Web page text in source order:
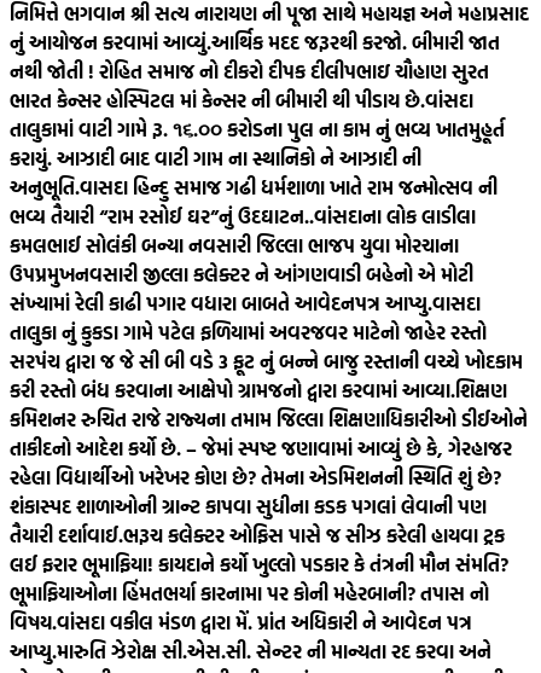
નિમિત્તે ભગવાન શ્રી સત્ય નારાયણ ની પૂજા સાથે મહાયજ્ઞ અને મહાપ્રસાદ
નું આયોજન કરવામાં આવ્યું.આર્થિક મદદ જરૂરથી કરજો. બીમારી જાત
નથી જોતી ! રોહિત સમાજ નો દીકરો દીપક દીલીપભાઇ ચૌહાણ સુરત
ભારત કેન્સર હોસ્પિટલ માં કેન્સર ની બીમારી થી પીડાય છે.વાંસદા
તાલુકામાં વાટી ગામે રૂ. ૧૬.૦૦ કરોડના પુલ ના કામ નું ભવ્ય ખાતમુહૂર્ત
કરાયું. આઝાદી બાદ વાટી ગામ ના સ્થાનિકો ને આઝાદી ની
અનુભૂતિ.વાસદા હિન્દુ સમાજ ગઢી ધર્મશાળા ખાતે રામ જન્મોત્સવ ની
ભવ્ય તૈયારી “રામ રસોઈ ઘર”નું ઉદઘાટન..વાંસદાના લોક લાડીલા
કમલભાઈ સોલંકી બન્યા નવસારી જિલ્લા ભાજપ યુવા મોરચાના
ઉપપ્રમુખનવસારી જીલ્લા કલેક્ટર ને આંગણવાડી બહેનો એ મોટી
સંખ્યામાં રેલી કાઢી પગાર વધારા બાબતે આવેદનપત્ર આપ્યુ.વાસદા
તાલુકા નું કુકડા ગામે પટેલ ફળિયામાં અવરજવર માટેનો જાહેર રસ્તો
સરપંચ દ્વારા જ જે સી બી વડે 3 ફૂટ નું બન્ને બાજુ રસ્તાની વચ્ચે ખોદકામ
કરી રસ્તો બંધ કરવાના આક્ષેપો ગ્રામજનો દ્વારા કરવામાં આવ્યા.શિક્ષણ
કમિશનર રુચિત રાજે રાજ્યના તમામ જિલ્લા શિક્ષણાધિકારીઓ ડીઈઓને
તાકીદનો આદેશ કર્યો છે. – જેમાં સ્પષ્ટ જણાવામાં આવ્યું છે કે, ગેરહાજર
રહેલા વિદ્યાર્થીઓ ખરેખર કોણ છે? તેમના એડમિશનની સ્થિતિ શું છે?
શંકાસ્પદ શાળાઓની ગ્રાન્ટ કાપવા સુધીના કડક પગલાં લેવાની પણ
તૈયારી દર્શાવાઈ.ભરૂચ કલેક્ટર ઓફિસ પાસે જ સીઝ કરેલી હાયવા ટ્રક
લઈ ફરાર ભૂમાફિયા! કાયદાને કર્યો ખુલ્લો પડકાર કે તંત્રની મૌન સંમતિ?
ભૂમાફિયાઓના હિંમતભર્યા કારનામા પર કોની મહેરબાની? તપાસ નો
વિષય.વાંસદા વકીલ મંડળ દ્વારા મેં. પ્રાંત અધિકારી ને આવેદન પત્ર
આપ્યુ.મારુતિ ઝેરોક્ષ સી.એસ.સી. સેન્ટર ની માન્યતા રદ કરવા અને